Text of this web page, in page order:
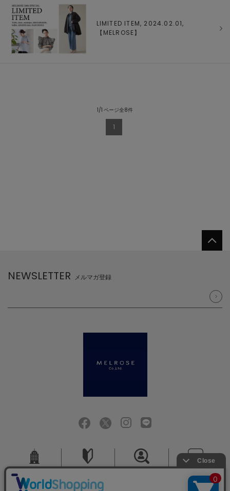
LIMITED ITEM, 2024.02.01,
【 MELROSE】
1/1 ページ全8件
1
NEWSLETTER メルマガ登録
会社概要 お問い合せ